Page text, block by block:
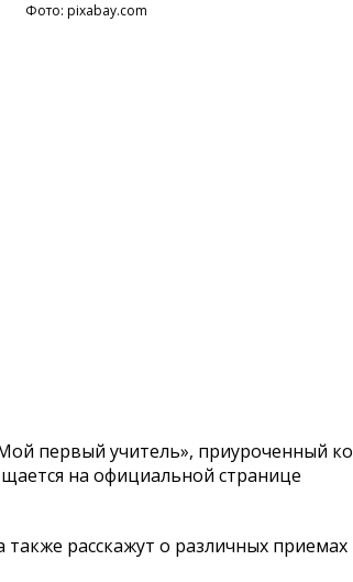
Фото: pixabay.com
первый учитель», приуроченный ко
на официальной странице
расскажут о различных приемах